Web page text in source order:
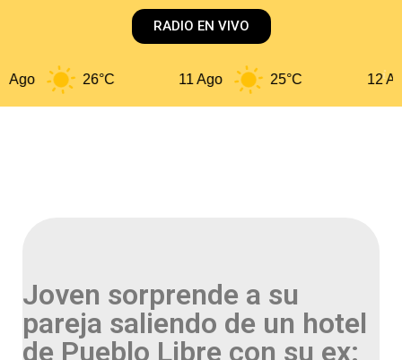
RADIO EN VIVO
26°C 11 Ago 25°C 12 Ago
Joven sorprende a su
pareja saliendo de un hotel
de Pueblo Libre con su ex: